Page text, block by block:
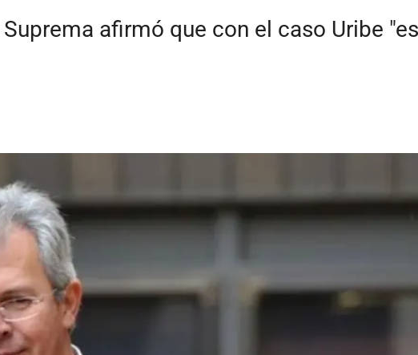
afirmó que con el caso Uribe